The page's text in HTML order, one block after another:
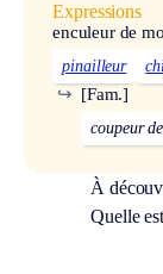
Expressions
enculeur de
pinailleur
[Fam.]
↪
coupeur
À
Quelle